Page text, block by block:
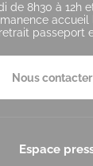
de 8h30 à 12h
accueil
passeport
Nous contacter
Espace